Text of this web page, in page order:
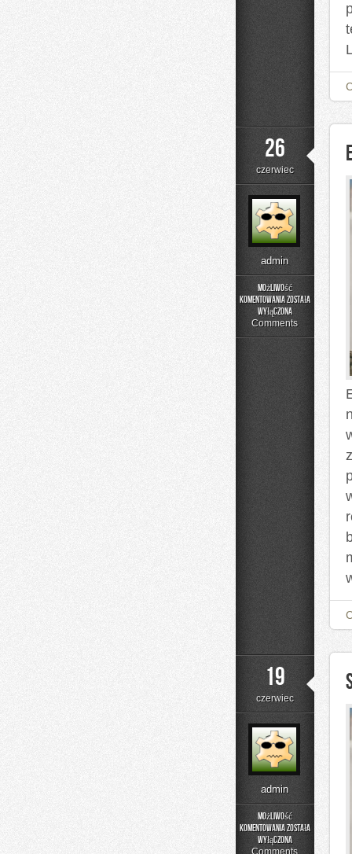
26
czerwiec
admin
Możliwość
komentowania
Edukacja
Styl
została
wyłączona
Comments
19
czerwiec
admin
Możliwość
komentowania
Składniki
została
wyłączona
Comments